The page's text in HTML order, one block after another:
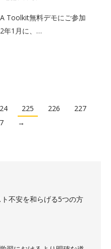
Toolkit無料デモにご参加
年1月に、…
225 226
227
→
不安を和らげる5つの方